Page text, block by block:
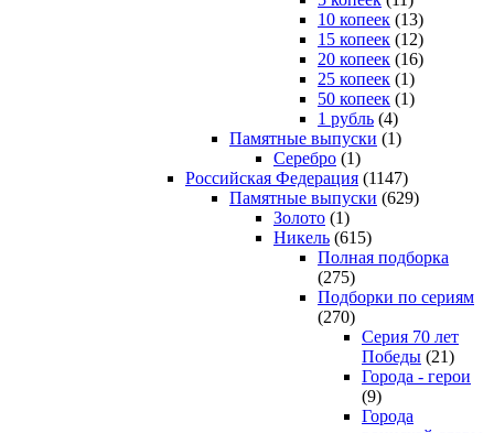
10 копеек (13)
15 копеек (12)
20 копеек (16)
25 копеек (1)
50 копеек (1)
1 рубль (4)
Памятные выпуски (1)
Серебро (1)
Российская Федерация (1147)
Памятные выпуски (629)
Золото (1)
Никель (615)
Полная подборка
(275)
Подборки по сериям
(270)
Серия 70 лет
Победы (21)
Города - герои
(9)
Города